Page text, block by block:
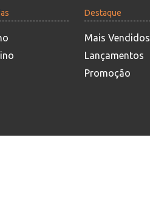
Destaque
Mais Vendidos
Lançamentos
Promoção